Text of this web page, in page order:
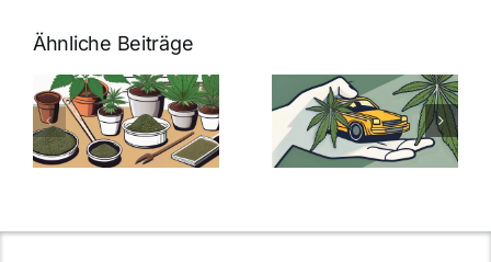
Ähnliche Beiträge
Neue THC-
Grenzwert-
Regelung:
Was Sie über
Cannabis und
müssen
Cannabis
Samen
kaufen: Alles
was Sie